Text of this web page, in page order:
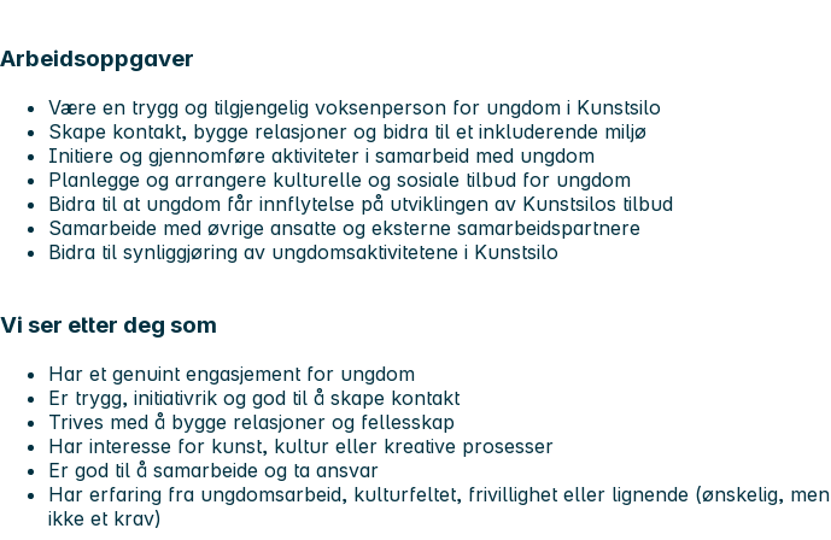
Arbeidsoppgaver
Være en trygg og tilgjengelig voksenperson for ungdom i Kunstsilo
Skape kontakt, bygge relasjoner og bidra til et inkluderende miljø
Initiere og gjennomføre aktiviteter i samarbeid med ungdom
Planlegge og arrangere kulturelle og sosiale tilbud for ungdom
Bidra til at ungdom får innflytelse på utviklingen av Kunstsilos tilbud
Samarbeide med øvrige ansatte og eksterne samarbeidspartnere
Bidra til synliggjøring av ungdomsaktivitetene i Kunstsilo
Vi ser etter deg som
Har et genuint engasjement for ungdom
Er trygg, initiativrik og god til å skape kontakt
Trives med å bygge relasjoner og fellesskap
Har interesse for kunst, kultur eller kreative prosesser
Er god til å samarbeide og ta ansvar
Har erfaring fra ungdomsarbeid, kulturfeltet, frivillighet eller lignende (ønskelig, men
ikke et krav)